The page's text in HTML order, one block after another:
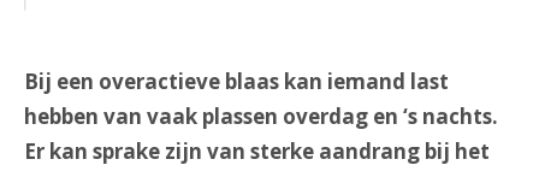
Bij een overactieve blaas kan iemand last
hebben van vaak plassen overdag en ‘s nachts.
Er kan sprake zijn van sterke aandrang bij het